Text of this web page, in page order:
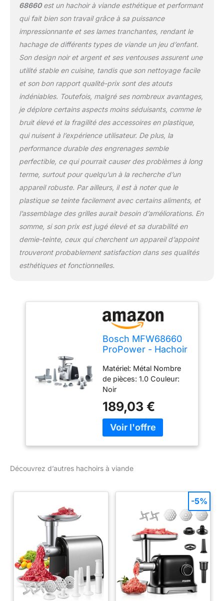
68660est un hachoir à viande esthétique et performant
qui fait bien son travail grâce à sa puissance
impressionnante et ses lames tranchantes, rendant le
hachage de différents types de viande un jeu d’enfant.
Son design noir et argent et ses ventouses assurent une
utilité stable en cuisine, tandis que son nettoyage facile
et son bon rapport qualité-prix sont des atouts
indéniables. Toutefois, malgré ses nombreux avantages,
je déplore certains aspects moins séduisants, comme le
bruit élevé et la fragilité des accessoires en plastique,
qui nuisent à l’expérience utilisateur. De plus, la
performance durable des engrenages semble
perfectible, ce qui pourrait causer des problèmes à long
terme, surtout pour quelqu’un à la recherche d’un
appareil robuste. Par ailleurs, il est à noter que le
plastique se teinte facilement avec certains aliments, et
l’assemblage des grilles aurait besoin d’améliorations. En
somme, si son prix est jugé élevé et sa durabilité en
demie-teinte, ceux qui cherchent un appareil d’appoint
trouveront probablement satisfaction dans ses qualités
esthétiques et fonctionnelles.
Bosch MFW68660
ProPower - Hachoir
Matériel: Métal Nombre
de pièces: 1.0 Couleur:
Noir
189,03 €
Découvrez d’autres hachoirs à viande
-5%